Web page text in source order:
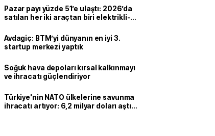
Pazar payı yüzde 51’e ulaştı: 2026’da
satılan her iki araçtan biri elektrikli-
Avdagiç: BTM’yi dünyanın en iyi 3.
startup merkezi yaptık
Soğuk hava depoları kırsal kalkınmayı
ve ihracatı güçlendiriyor
Türkiye'nin NATO ülkelerine savunma
ihracatı artıyor: 6,2 milyar doları aştı